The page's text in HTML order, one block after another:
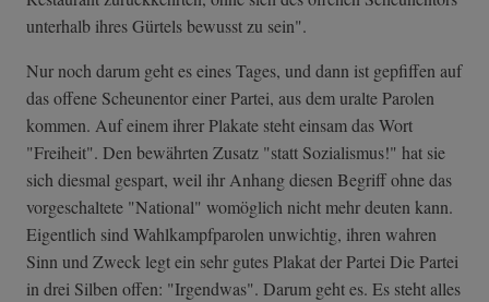
unterhalb ihres Gürtels bewusst zu sein".
Nur noch darum geht es eines Tages, und dann ist gepfiffen auf
das offene Scheunentor einer Partei, aus dem uralte Parolen
kommen. Auf einem ihrer Plakate steht einsam das Wort
"Freiheit". Den bewährten Zusatz "statt Sozialismus!" hat sie
sich diesmal gespart, weil ihr Anhang diesen Begriff ohne das
vorgeschaltete "National" womöglich nicht mehr deuten kann.
Eigentlich sind Wahlkampfparolen unwichtig, ihren wahren
Sinn und Zweck legt ein sehr gutes Plakat der Partei Die Partei
in drei Silben offen: "Irgendwas". Darum geht es. Es steht alles